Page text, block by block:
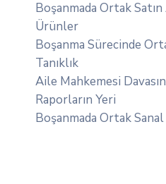
Boşanmada Ortak
Ürünler
Boşanma Sürecinde
Tanıklık
Aile Mahkemesi
Raporların Yeri
Boşanmada Ortak